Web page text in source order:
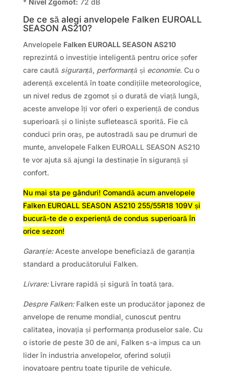
* Nivel Zgomot: 72 dB
De ce să alegi anvelopele Falken EUROALL
SEASON AS210?
Anvelopele Falken EUROALL SEASON AS210
reprezintă o investiție inteligentă pentru orice șofer
care caută siguranță, performanță și economie. Cu o
aderență excelentă în toate condițiile meteorologice,
un nivel redus de zgomot și o durată de viață lungă,
aceste anvelope îți vor oferi o experiență de condus
superioară și o liniște sufletească sporită. Fie că
conduci prin oraș, pe autostradă sau pe drumuri de
munte, anvelopele Falken EUROALL SEASON AS210
te vor ajuta să ajungi la destinație în siguranță și
confort.
Nu mai sta pe gânduri! Comandă acum anvelopele
Falken EUROALL SEASON AS210 255/55R18 109V și
bucură-te de o experiență de condus superioară în
orice sezon!
Garanție:Aceste anvelope beneficiază de garanția
standard a producătorului Falken.
Livrare:Livrare rapidă și sigură în toată țara.
Despre Falken:Falken este un producător japonez de
anvelope de renume mondial, cunoscut pentru
calitatea, inovația și performanța produselor sale. Cu
o istorie de peste 30 de ani, Falken s-a impus ca un
lider în industria anvelopelor, oferind soluții
inovatoare pentru toate tipurile de vehicule.